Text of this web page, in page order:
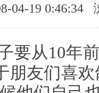
04-19
从10年
朋友们喜